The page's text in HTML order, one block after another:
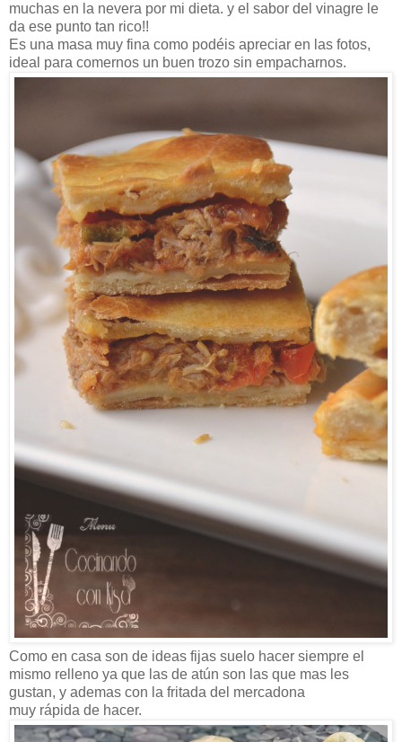
muchas en la nevera por mi dieta. y el sabor del vinagre le
da ese punto tan rico!!
Es una masa muy fina como podéis apreciar en las fotos,
ideal para comernos un buen trozo sin empacharnos.
Como en casa son de ideas fijas suelo hacer siempre el
mismo relleno ya que las de atún son las que mas les
gustan, y ademas con la fritada del mercadona
muy rápida de hacer.